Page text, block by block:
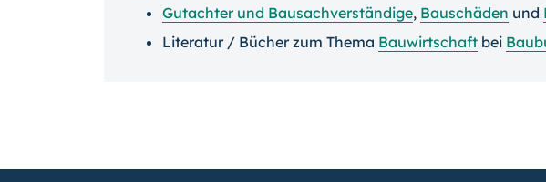
Gutachter und Bausachverständige, Bauschäden und
Literatur / Bücher zum Thema Bauwirtschaft bei